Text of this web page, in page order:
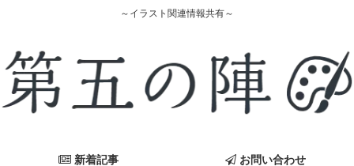
～イラスト関連情報共有～
新着記事 お問い合わせ